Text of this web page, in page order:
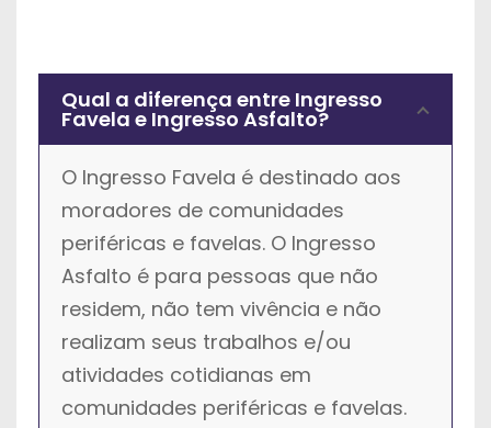
Qual a diferença entre Ingresso
Favela e Ingresso Asfalto?
O Ingresso Favela é destinado aos
moradores de comunidades
periféricas e favelas. O Ingresso
Asfalto é para pessoas que não
residem, não tem vivência e não
realizam seus trabalhos e/ou
atividades cotidianas em
comunidades periféricas e favelas.